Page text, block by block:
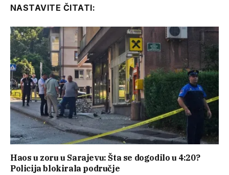
NASTAVITE ČITATI:
Haos u zoru u Sarajevu: Šta se dogodilo u 4:20?
Policija blokirala područje